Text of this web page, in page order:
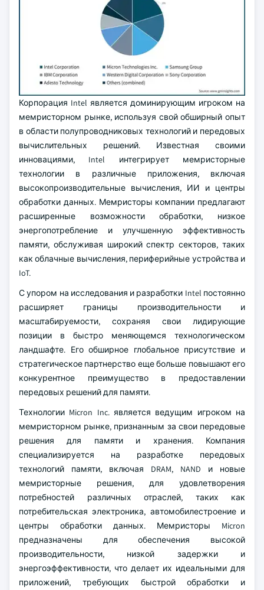
Корпорация Intel является доминирующим игроком на
мемристорном рынке, используя свой обширный опыт
в области полупроводниковых технологий и передовых
вычислительных решений. Известная своими
инновациями, Intel интегрирует мемристорные
технологии в различные приложения, включая
высокопроизводительные вычисления, ИИ и центры
обработки данных. Мемристоры компании предлагают
расширенные возможности обработки, низкое
энергопотребление и улучшенную эффективность
памяти, обслуживая широкий спектр секторов, таких
как облачные вычисления, периферийные устройства и
IoT.
С упором на исследования и разработки Intel постоянно
расширяет границы производительности и
масштабируемости, сохраняя свои лидирующие
позиции в быстро меняющемся технологическом
ландшафте. Его обширное глобальное присутствие и
стратегическое партнерство еще больше повышают его
конкурентное преимущество в предоставлении
передовых решений для памяти.
Технологии Micron Inc. является ведущим игроком на
мемристорном рынке, признанным за свои передовые
решения для памяти и хранения. Компания
специализируется на разработке передовых
технологий памяти, включая DRAM, NAND и новые
мемристорные решения, для удовлетворения
потребностей различных отраслей, таких как
потребительская электроника, автомобилестроение и
центры обработки данных. Мемристоры Micron
предназначены для обеспечения высокой
производительности, низкой задержки и
энергоэффективности, что делает их идеальными для
приложений, требующих быстрой обработки и